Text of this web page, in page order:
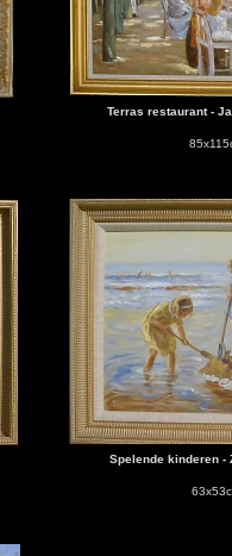
Terras restaurant -
Spelende kinderen -